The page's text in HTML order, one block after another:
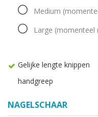
Medium
Large (momenteel
Gelijke lengte knippen
handgreep
NAGELSCHAAR